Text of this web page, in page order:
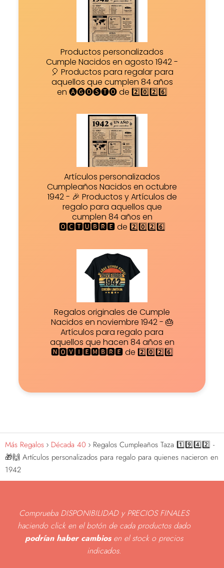
Productos personalizados
Cumple Nacidos en agosto 1942 -
🎈 Productos para regalar para
aquellos que cumplen 84 años
en 🅐🅖🅞🅢🅣🅞 de 2️⃣0️⃣2️⃣6️⃣
Artículos personalizados
Cumpleaños Nacidos en octubre
1942 - 🎉 Productos y Artículos de
regalo para aquellos que
cumplen 84 años en
🅾🅲🆃🆄🅱🆁🅴 de 2️⃣0️⃣2️⃣6️⃣
Regalos originales de Cumple
Nacidos en noviembre 1942 - 🎂
Artículos para regalo para
aquellos que hacen 84 años en
🅽🅾🆅🅸🅴🅼🅱🆁🅴 de 2️⃣0️⃣2️⃣6️⃣
Más Regalos Década 40
Regalos Cumpleaños Taza 1️⃣9️⃣4️⃣2️⃣ -
🎁🙌 Artículos personalizados para regalo para quienes nacieron en
1942
Comprueba DISPONIBILIDAD y PRECIOS FINALES
haciendo click en el botón de cada productos dado
podrían haber cambiosen el stock o precios
indicados.